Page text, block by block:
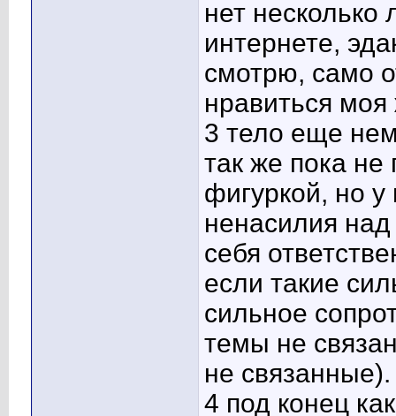
нет
интернете,
смотрю, само
нравиться моя
3 тело еще
так же пока не
фигуркой, но
ненасилия
себя
если такие
сильное
темы не
не связанные).
4 под конец